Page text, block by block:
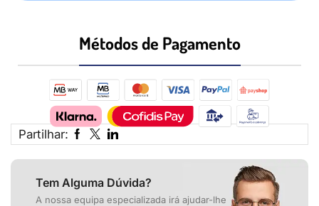
Métodos de Pagamento​
Partilhar:
Tem Alguma Dúvida?
A nossa equipa especializada irá ajudar-lhe